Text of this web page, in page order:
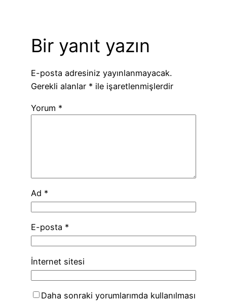
Bir yanıt yazın
E-posta adresiniz yayınlanmayacak.
Gerekli alanlar * ile işaretlenmişlerdir
Yorum *
Ad *
E-posta *
İnternet sitesi
Daha sonraki yorumlarımda kullanılması